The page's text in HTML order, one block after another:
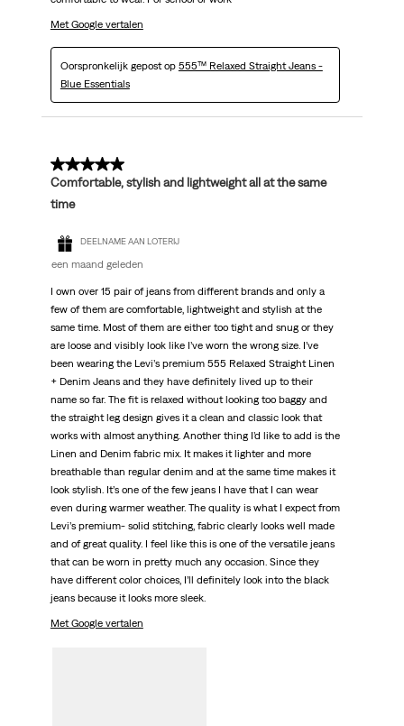
Met Google vertalen
Oorspronkelijk gepost op 555™ Relaxed Straight Jeans -
Blue Essentials
5 van 5 sterren.
Comfortable, stylish and lightweight all at the same
time
DEELNAME AAN LOTERIJ
een maand geleden
I own over 15 pair of jeans from different brands and only a
few of them are comfortable, lightweight and stylish at the
same time. Most of them are either too tight and snug or they
are loose and visibly look like I’ve worn the wrong size. I’ve
been wearing the Levi’s premium 555 Relaxed Straight Linen
+ Denim Jeans and they have definitely lived up to their
name so far. The fit is relaxed without looking too baggy and
the straight leg design gives it a clean and classic look that
works with almost anything. Another thing I’d like to add is the
Linen and Denim fabric mix. It makes it lighter and more
breathable than regular denim and at the same time makes it
look stylish. It’s one of the few jeans I have that I can wear
even during warmer weather. The quality is what I expect from
Levi’s premium- solid stitching, fabric clearly looks well made
and of great quality. I feel like this is one of the versatile jeans
that can be worn in pretty much any occasion. Since they
have different color choices, I’ll definitely look into the black
jeans because it looks more sleek.
Met Google vertalen